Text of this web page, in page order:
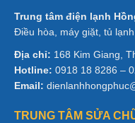
Trung tâm điện lạnh
Điều hòa, máy giặt, tủ
Địa chỉ: 168 Kim Giang,
Hotline: 0918 18 8286 –
Email:
TRUNG TÂM SỬA